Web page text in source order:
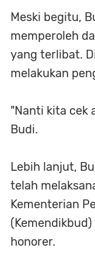
Meski begitu,
memperoleh
yang terlibat.
melakukan
"Nanti kita cek
Budi.
Lebih lanjut,
telah
Kementerian
honorer.